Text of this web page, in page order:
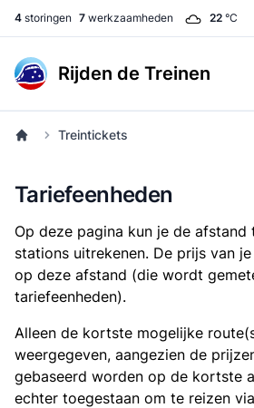
4 storingen 7 werkzaamheden 22 °C
Rijden de Treinen
Treintickets
Tariefeenheden
Op deze pagina kun je de afstand
stations uitrekenen. De prijs van je
op deze afstand (die wordt
tariefeenheden).
Alleen de kortste mogelijke
weergegeven, aangezien de
gebaseerd worden op de kortste
echter toegestaan om te reizen via